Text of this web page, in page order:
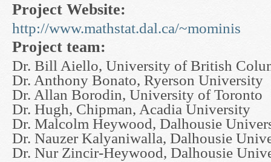
Project Website:
http://www.mathstat.dal.ca/~mominis
Project team:
Dr. Bill Aiello, University of British
Dr. Anthony Bonato, Ryerson University
Dr. Allan Borodin, University of Toronto
Dr. Hugh, Chipman, Acadia University
Dr. Malcolm Heywood, Dalhousie
Dr. Nauzer Kalyaniwalla, Dalhousie
Dr. Nur Zincir-Heywood, Dalhousie